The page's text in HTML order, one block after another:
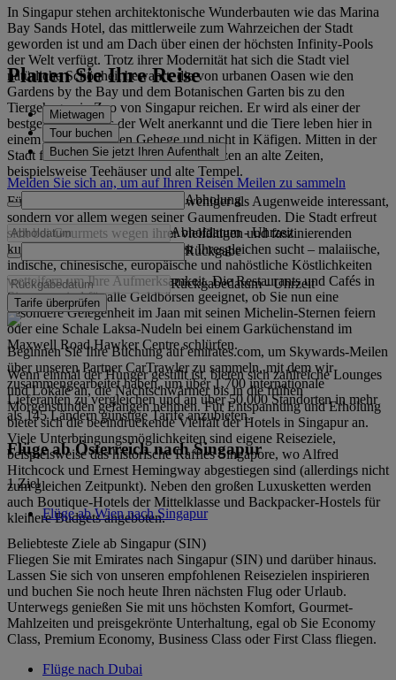
In Singapur stehen architektonische Wunderbauten wie das Marina
Bay Sands Hotel, das mittlerweile zum Wahrzeichen der Stadt
geworden ist und am Dach über einen der höchsten Infinity-Pools
der Welt verfügt. Trotz ihrer Modernität hat sich die Stadt viel
natürliche Schönheit bewahrt, die von urbanen Oasen wie den
Gardens by the Bay und dem Botanischen Garten bis zu den
Tiergehegen in Zoo von Singapur reichen. Er wird als einer der
bestgeführten Zoos der Welt anerkannt und die Tiere leben hier in
einem naturbelassenen Gehege und nicht in Käfigen. Mitten in der
Stadt finden Sie aber auch Reminiszenzen an alte Zeiten,
beispielsweise Teehäuser und alte Tempel.
Für viele Besucher ist Singapur weniger als Augenweide interessant,
sondern vor allem wegen seiner Gaumenfreuden. Die Stadt erfreut
sich bei Gourmets wegen ihrer vielfältigen und faszinierenden
kulinarischen Szene, die weltweit Ihresgleichen sucht – malaiische,
indische, chinesische, europäische und nahöstliche Köstlichkeiten
wetteifern um Ihre Aufmerksamkeit. Die Restaurants und Cafés in
Singapur sind für alle Geldbörsen geeignet, ob Sie nun eine
besondere Gelegenheit im Jaan mit seinen Michelin-Sternen feiern
oder eine Schale Laksa-Nudeln bei einem Garküchenstand im
Maxwell Road Hawker Centre schlürfen.
Wenn einmal der Hunger gestillt ist, bieten sich zahlreiche Lounges
und Lokale an, die Nachtschwärmer bis in die frühen
Morgenstunden gefangen nehmen. Für Entspannung und Erholung
bietet sich die beeindruckende Vielfalt der Hotels in Singapur an.
Viele Unterbringungsmöglichkeiten sind eigene Reiseziele,
beispielsweise das historische Raffles Singapore, wo Alfred
Hitchcock und Ernest Hemingway abgestiegen sind (allerdings nicht
zum gleichen Zeitpunkt). Neben den großen Luxusketten werden
auch Boutique-Hotels der Mittelklasse und Backpacker-Hostels für
kleinere Budgets angeboten.
Planen Sie Ihre Reise
Mietwagen
Tour buchen
Buchen Sie jetzt Ihren Aufenthalt
Melden Sie sich an, um auf Ihren Reisen Meilen zu sammeln
Abholung
Abholdatum - Uhrzeit
Rückgabe
Rückgabedatum - Uhrzeit
Tarife überprüfen
Beginnen Sie Ihre Buchung auf emirates.com, um Skywards-Meilen
über unseren Partner CarTrawler zu sammeln, mit dem wir
zusammengearbeitet haben, um über 1.700 internationale
Lieferanten zu vergleichen und an über 50.000 Standorten in mehr
als 145 Ländern günstige Tarife anzubieten.
Flüge ab Österreich nach Singapur
1 Ziel
Flüge ab Wien nach Singapur
Beliebteste Ziele ab Singapur (SIN)
Fliegen Sie mit Emirates nach Singapur (SIN) und darüber hinaus.
Lassen Sie sich von unseren empfohlenen Reisezielen inspirieren
und buchen Sie noch heute Ihren nächsten Flug oder Urlaub.
Unterwegs genießen Sie mit uns höchsten Komfort, Gourmet-
Mahlzeiten und preisgekrönte Unterhaltung, egal ob Sie Economy
Class, Premium Economy, Business Class oder First Class fliegen.
Flüge nach Dubai